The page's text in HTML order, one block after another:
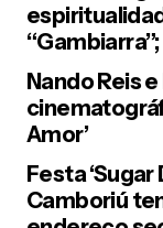
Nando Reis
Amor’
Festa
Camboriú